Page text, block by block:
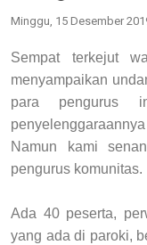
Minggu, 15 Desember
Sempat terkejut
menyampaikan
para pengurus
Namun kami
pengurus komunitas.
Ada 40 peserta,
yang ada di paroki,